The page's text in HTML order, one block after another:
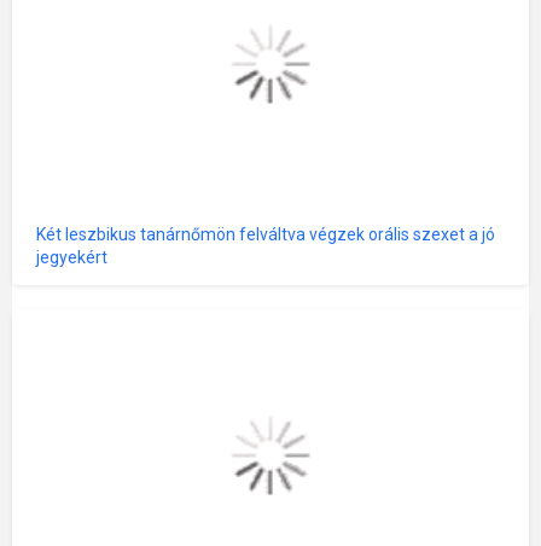
Két leszbikus tanárnőmön felváltva végzek orális szexet a jó
jegyekért